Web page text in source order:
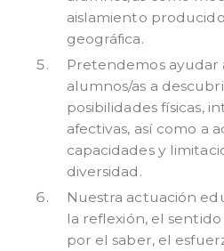
aislamiento
geográfica.
Pretendemos ayudar
alumnos/as a
posibilidades físicas,
afectivas, así como a
capacidades y
diversidad.
Nuestra actuación
la reflexión, el
por el saber, el